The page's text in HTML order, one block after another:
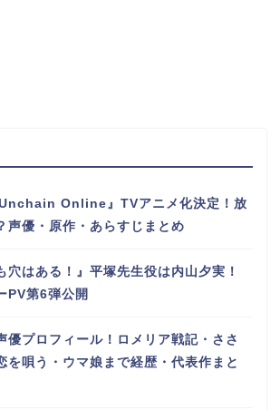
Online』TVアニメ化決定！放
声優・原作・あらすじまとめ
穴はある！』平塚先生役は内山夕実！
PV第6弾公開
優プロフィール！ロメリア戦記・ささ
を唄う・ウマ娘まで経歴・代表作まと